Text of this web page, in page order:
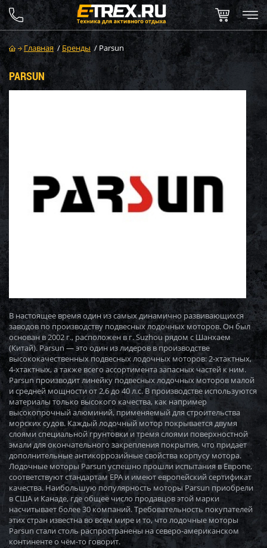
Главная / Бренды / Parsun
PARSUN
В настоящее время один из самых динамично развивающихся
заводов по производству подвесных лодочных моторов. Он был
основан в 2002 г., расположен в г. Suzhou рядом с Шанхаем
(Китай). Parsun — это один из лидеров в производстве
высококачественных подвесных лодочных моторов: 2-хтактных,
4-хтактных, а также всего ассортимента запасных частей к ним.
Parsun производит линейку подвесных лодочных моторов малой
и средней мощности от 2,6 до 40 л.с. В производстве используются
материалы только высокого качества, как например
высокопрочный алюминий, применяемый для строительства
морских судов. Каждый лодочный мотор покрывается двумя
слоями специальной грунтовки и тремя слоями поверхностной
эмали для окончательного закрепления покрытия, что придает
дополнительные антикоррозийные свойства корпусу мотора.
Лодочные моторы Parsun успешно прошли испытания в Европе,
соответствуют стандартам EPA и имеют европейский сертификат
качества. Наибольшую популярность моторы Parsun приобрели
в США и Канаде, где общее число продавцов этой марки
насчитывает более 30 компаний. Требовательность покупателей
этих стран известна во всем мире и то, что лодочные моторы
Parsun стали столь распространены на северо-американском
континенте о чём-то говорит.